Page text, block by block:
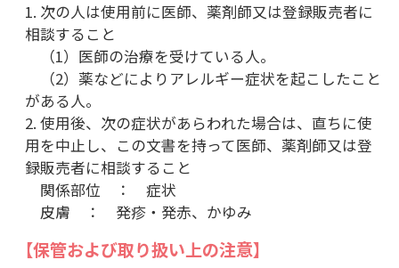
1. 次の人は使用前に医師、薬剤師又は登録販売者に
相談すること
（1）医師の治療を受けている人。
（2）薬などによりアレルギー症状を起こしたこと
がある人。
2. 使用後、次の症状があらわれた場合は、直ちに使
用を中止し、この文書を持って医師、薬剤師又は登
録販売者に相談すること
関係部位 ： 症状
皮膚 ： 発疹・発赤、かゆみ
【保管および取り扱い上の注意】